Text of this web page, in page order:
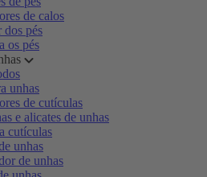
de calos
dos pés
os pés
unhas
de cutículas
e alicates de unhas
cutículas
unhas
de unhas